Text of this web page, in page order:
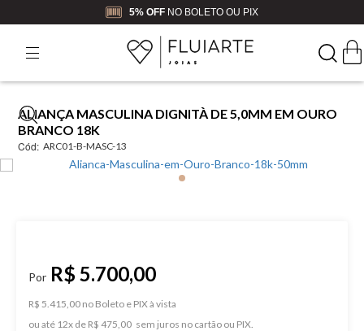
5% OFF NO BOLETO OU PIX
ALIANÇA MASCULINA DIGNITÀ DE 5,0MM EM OURO
BRANCO 18K
Cód: ARC01-B-MASC-13
R$ 5.700,00
R$ 5.415,00 no Boleto e PIX
ou
12x de R$ 475,00